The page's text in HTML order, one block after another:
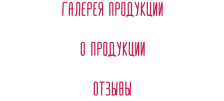
Галерея продукции
О продукции
Отзывы